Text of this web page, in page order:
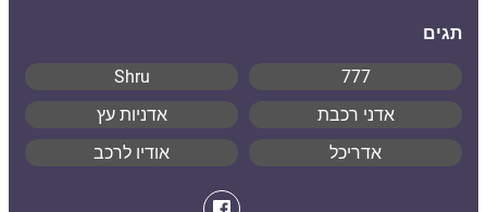
תגים
777
Shru
אדני רכבת
אדניות עץ
אדריכל
אודיו לרכב